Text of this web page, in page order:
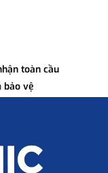
toàn cầu
bảo vệ